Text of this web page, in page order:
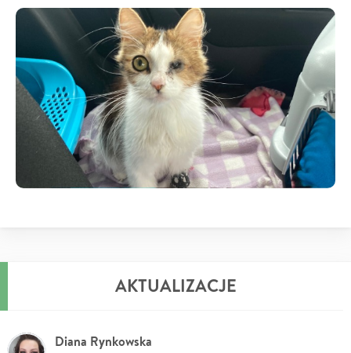
AKTUALIZACJE
Diana Rynkowska